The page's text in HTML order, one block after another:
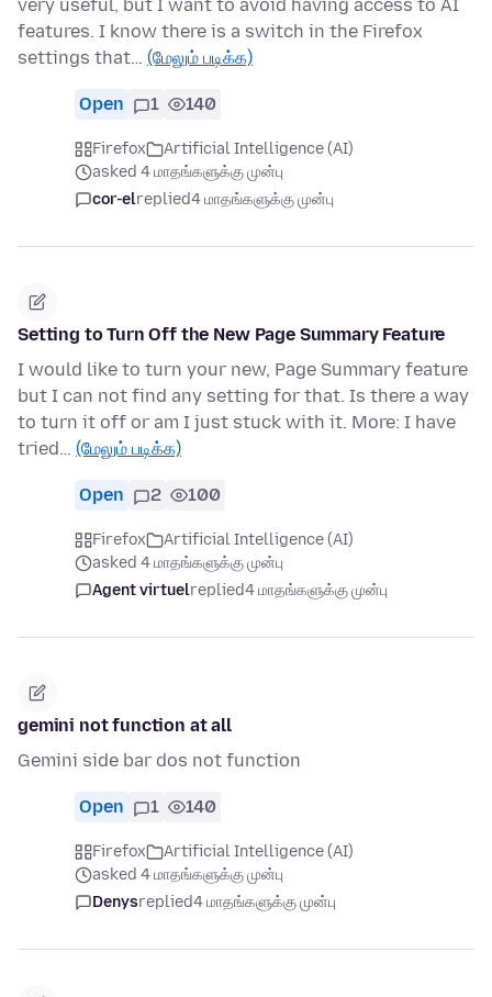
very useful, but I want to avoid having access to AI
features. I know there is a switch in the Firefox
settings that… (மேலும் படிக்க)
Open 1 140
Firefox
Artificial Intelligence (AI)
asked 4 மாதங்களுக்கு முன்பு
cor-elreplied4 மாதங்களுக்கு முன்பு
Setting to Turn Off the New Page Summary Feature
I would like to turn your new, Page Summary feature
but I can not find any setting for that. Is there a way
to turn it off or am I just stuck with it. More: I have
tried… (மேலும் படிக்க)
Open 2 100
Firefox
Artificial Intelligence (AI)
asked 4 மாதங்களுக்கு முன்பு
Agent virtuelreplied4 மாதங்களுக்கு முன்பு
gemini not function at all
Gemini side bar dos not function
Open 1 140
Firefox
Artificial Intelligence (AI)
asked 4 மாதங்களுக்கு முன்பு
Denysreplied4 மாதங்களுக்கு முன்பு